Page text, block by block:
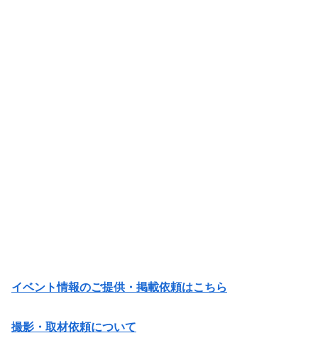
イベント情報のご提供・掲載依頼はこちら
撮影・取材依頼について